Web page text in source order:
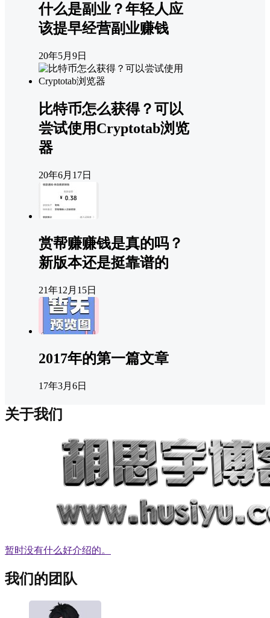
什么是副业？年轻人应
该提早经营副业赚钱
20年5月9日
比特币怎么获得？可以
尝试使用Cryptotab浏览
器
20年6月17日
赏帮赚赚钱是真的吗？
新版本还是挺靠谱的
21年12月15日
2017年的第一篇文章
17年3月6日
关于我们
暂时没有什么好介绍的。
我们的团队